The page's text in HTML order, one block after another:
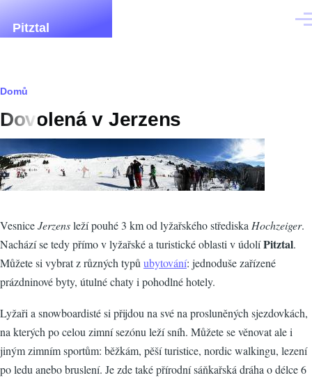
Pitztal
Drobečková
navigace
Domů
Dovolená v Jerzens
VesniceJerzensleží pouhé 3 km od lyžařského střediska Hochzeiger.
Nachází se tedy přímo v lyžařské a turistické oblasti v údolíPitztal.
Můžete si vybrat z různých typů ubytování: jednoduše zařízené
prázdninové byty, útulné chaty i pohodlné hotely.
Lyžaři a snowboardisté si přijdou na své na prosluněných sjezdovkách,
na kterých po celou zimní sezónu leží sníh. Můžete se věnovat ale i
jiným zimním sportům: běžkám, pěší turistice, nordic walkingu, lezení
po ledu anebo bruslení. Je zde také přírodní sáňkařská dráha o délce 6